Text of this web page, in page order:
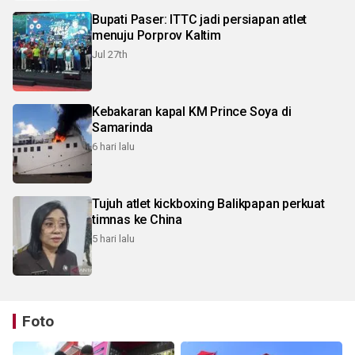
Bupati Paser: ITTC jadi persiapan atlet
menuju Porprov Kaltim
Jul 27th
Kebakaran kapal KM Prince Soya di
Samarinda
6 hari lalu
Tujuh atlet kickboxing Balikpapan perkuat
timnas ke China
5 hari lalu
Foto